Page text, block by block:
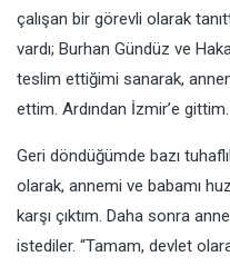
çalışan bir görevli olarak
vardı; Burhan Gündüz ve
teslim ettiğimi sanarak,
ettim. Ardından İzmir’e gittim.
Geri döndüğümde bazı
olarak, annemi ve babamı
karşı çıktım. Daha sonra
istediler. “Tamam, devlet